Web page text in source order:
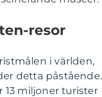
resor
i världen,
detta påstående.
13 miljoner turister